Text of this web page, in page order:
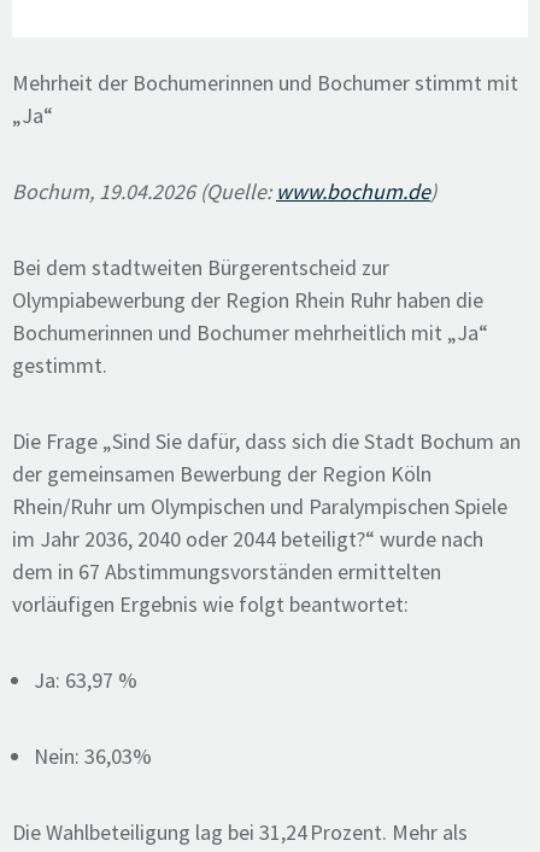
Mehrheit der Bochumerinnen und Bochumer stimmt mit
„Ja“
Bochum, 19.04.2026 (Quelle: www.bochum.de)
Bei dem stadtweiten Bürgerentscheid zur
Olympiabewerbung der Region Rhein Ruhr haben die
Bochumerinnen und Bochumer mehrheitlich mit „Ja“
gestimmt.
Die Frage „Sind Sie dafür, dass sich die Stadt Bochum an
der gemeinsamen Bewerbung der Region Köln
Rhein/Ruhr um Olympischen und Paralympischen Spiele
im Jahr 2036, 2040 oder 2044 beteiligt?“ wurde nach
dem in 67 Abstimmungsvorständen ermittelten
vorläufigen Ergebnis wie folgt beantwortet:
Ja: 63,97 %
Nein: 36,03%
Die Wahlbeteiligung lag bei 31,24 Prozent. Mehr als